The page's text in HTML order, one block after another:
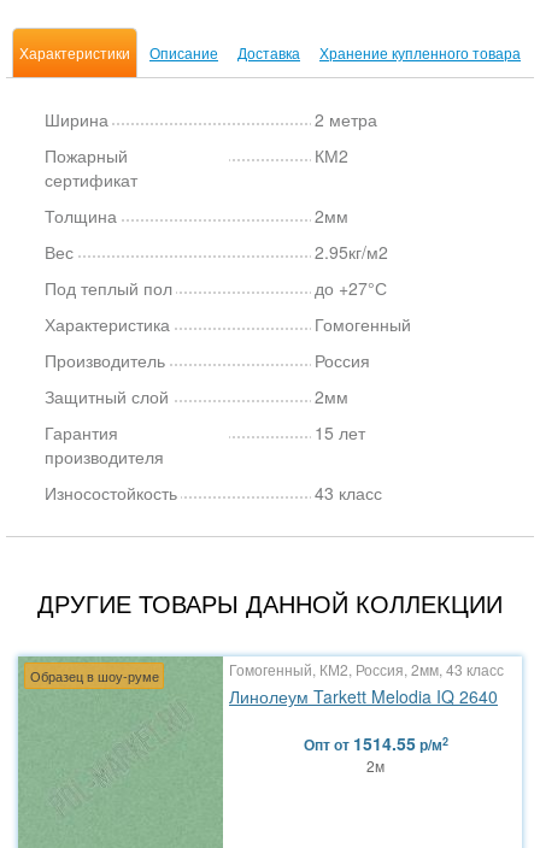
Характеристики Описание Доставка Хранение купленного товара
Ширина
2 метра
Пожарный
сертификат
КМ2
Толщина
2мм
Вес
2.95кг/м2
Под теплый пол
до +27°С
Характеристика
Гомогенный
Производитель
Россия
Защитный слой
2мм
Гарантия
производителя
15 лет
Износостойкость 43 класс
ДРУГИЕ ТОВАРЫ ДАННОЙ КОЛЛЕКЦИИ
Образец в шоу-руме Гомогенный, КМ2, Россия, 2мм, 43 класс
Линолеум Tarkett Melodia IQ 2640
Оптот 1514.55р/м2
2м